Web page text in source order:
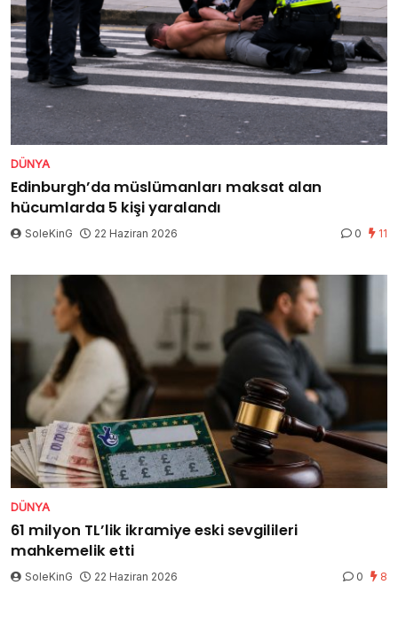
DÜNYA
Edinburgh’da müslümanları maksat alan
hücumlarda 5 kişi yaralandı
SoleKinG 22 Haziran 2026 0 11
DÜNYA
61 milyon TL’lik ikramiye eski sevgilileri
mahkemelik etti
SoleKinG 22 Haziran 2026 0 8